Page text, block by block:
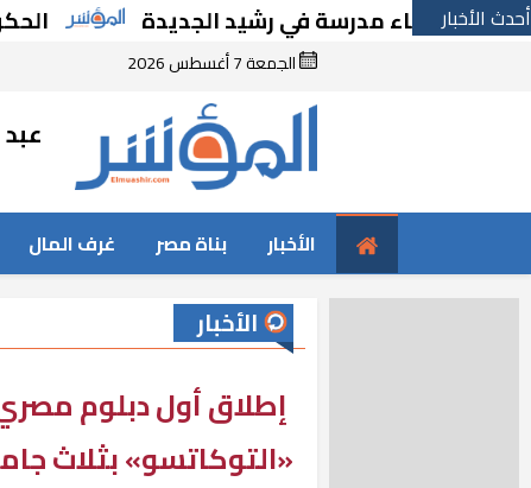
أحدث الأخبارمدرسة في رشيد الجديدة الحكومة
الجمعة 7 أغسطس 2026
الأخبار بناة مصر غرف المال
الأخبار
إطلاق أول دبلوم
«التوكاتسو» بثلاث